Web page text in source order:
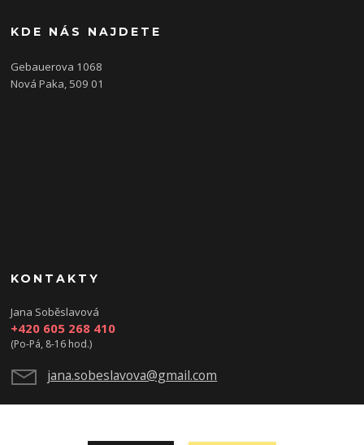
KDE NÁS NAJDETE
Gebauerova 1068
Nová Paka, 509 01
KONTAKTY
Jana Soběslavová
+420 605 268 410
(Po-Pá, 8-16 hod.)
jana.sobeslavova@gmail.com